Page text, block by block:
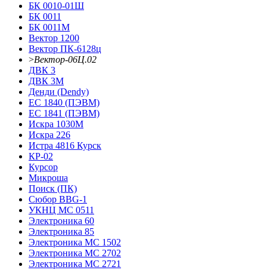
БК 0010-01Ш
БК 0011
БК 0011М
Вектор 1200
Вектор ПК-6128ц
>Вектор-06Ц.02
ДВК 3
ДВК 3М
Денди (Dendy)
ЕС 1840 (ПЭВМ)
ЕС 1841 (ПЭВМ)
Искра 1030М
Искра 226
Истра 4816 Курск
КР-02
Курсор
Микроша
Поиск (ПК)
Сюбор BBG-1
УКНЦ МС 0511
Электроника 60
Электроника 85
Электроника МС 1502
Электроника МС 2702
Электроника МС 2721